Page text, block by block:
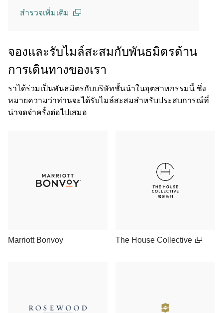
สำรวจเพิ่มเติม
จองและรับไมล์สะสมกับพันธมิตรด้าน
การเดินทางของเรา
ราได้ร่วมเป็นพันธมิตรกับบริษัทชั้นนําในอุตสาหกรรมนี้ ซึ่ง
หมายความว่าท่านจะได้รับไมล์สะสมสําหรับประสบการณ์ที่
น่าจดจําครั้งต่อไปเสมอ
Marriott Bonvoy The House Collective